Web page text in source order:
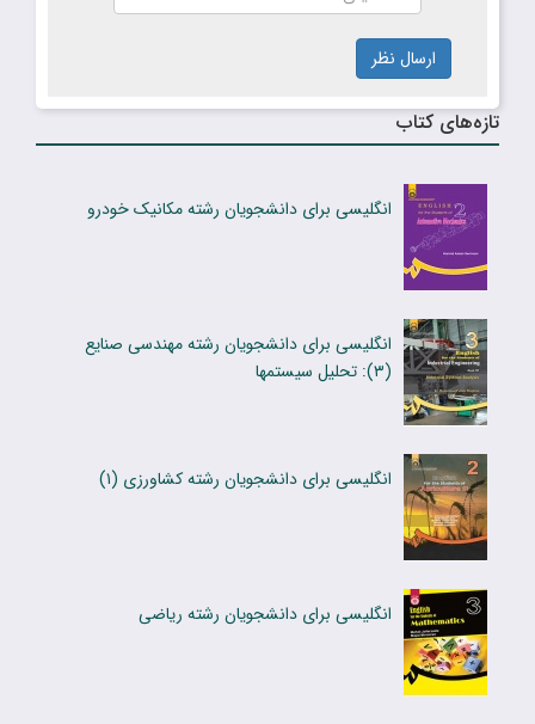
ارسال نظر
تازه‌های کتاب
انگلیسی برای دانشجویان رشته مکانیک خودرو
انگلیسی برای دانشجویان رشته مهندسی صنایع
(۳): تحلیل سیستمها
انگلیسى براى دانشجویان رشته کشاورزى (۱)
انگلیسی برای دانشجویان رشته ریاضی